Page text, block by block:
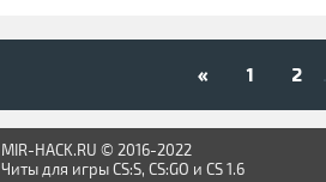
« 1 2
MIR-HACK.RU © 2016-2022
Читы для игры CS:S, CS:GO и CS 1.6